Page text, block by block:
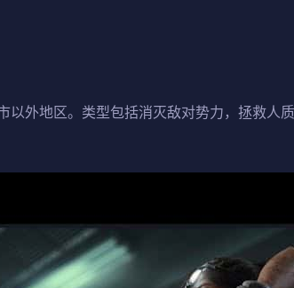
以外地区。类型包括消灭敌对势力，拯救人